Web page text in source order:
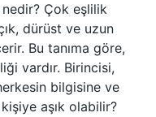
Çok eşlilik
dürüst ve uzun
Bu tanıma göre,
vardır. Birincisi,
bilgisine ve
kişiye aşık olabilir?